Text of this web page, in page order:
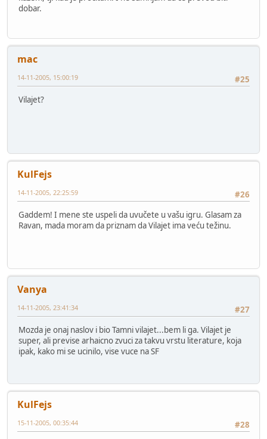
dobar.
mac
#25
14-11-2005, 15:00:19
Vilajet?
KulFejs
#26
14-11-2005, 22:25:59
Gaddem! I mene ste uspeli da uvučete u vašu igru. Glasam za
Ravan, mada moram da priznam da Vilajet ima veću težinu.
Vanya
#27
14-11-2005, 23:41:34
Mozda je onaj naslov i bio Tamni vilajet...bem li ga. Vilajet je
super, ali previse arhaicno zvuci za takvu vrstu literature, koja
ipak, kako mi se ucinilo, vise vuce na SF
KulFejs
#28
15-11-2005, 00:35:44